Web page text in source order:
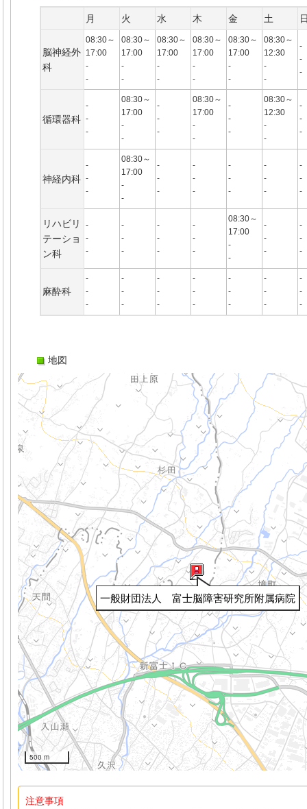
月 火 水 木 金 土
脳神経外
科
08:30～
17:00
-
-
08:30～
17:00
-
-
08:30～
17:00
-
-
08:30～
17:00
-
-
08:30～
17:00
-
-
08:30～
12:30
-
-
-
-
-
循環器科
-
-
-
08:30～
17:00
-
-
-
-
-
08:30～
17:00
-
-
-
-
-
08:30～
12:30
-
-
-
-
-
神経内科
-
-
-
08:30～
17:00
-
-
-
-
-
-
-
-
-
-
-
-
-
-
-
-
-
リハビリ
テーショ
ン科
-
-
-
-
-
-
-
-
-
-
-
-
08:30～
17:00
-
-
-
-
-
-
-
-
麻酔科
-
-
-
-
-
-
-
-
-
-
-
-
-
-
-
-
-
-
-
-
-
地図
一般財団法人 富士脳障害研究所附属病院
500 m
注意事項